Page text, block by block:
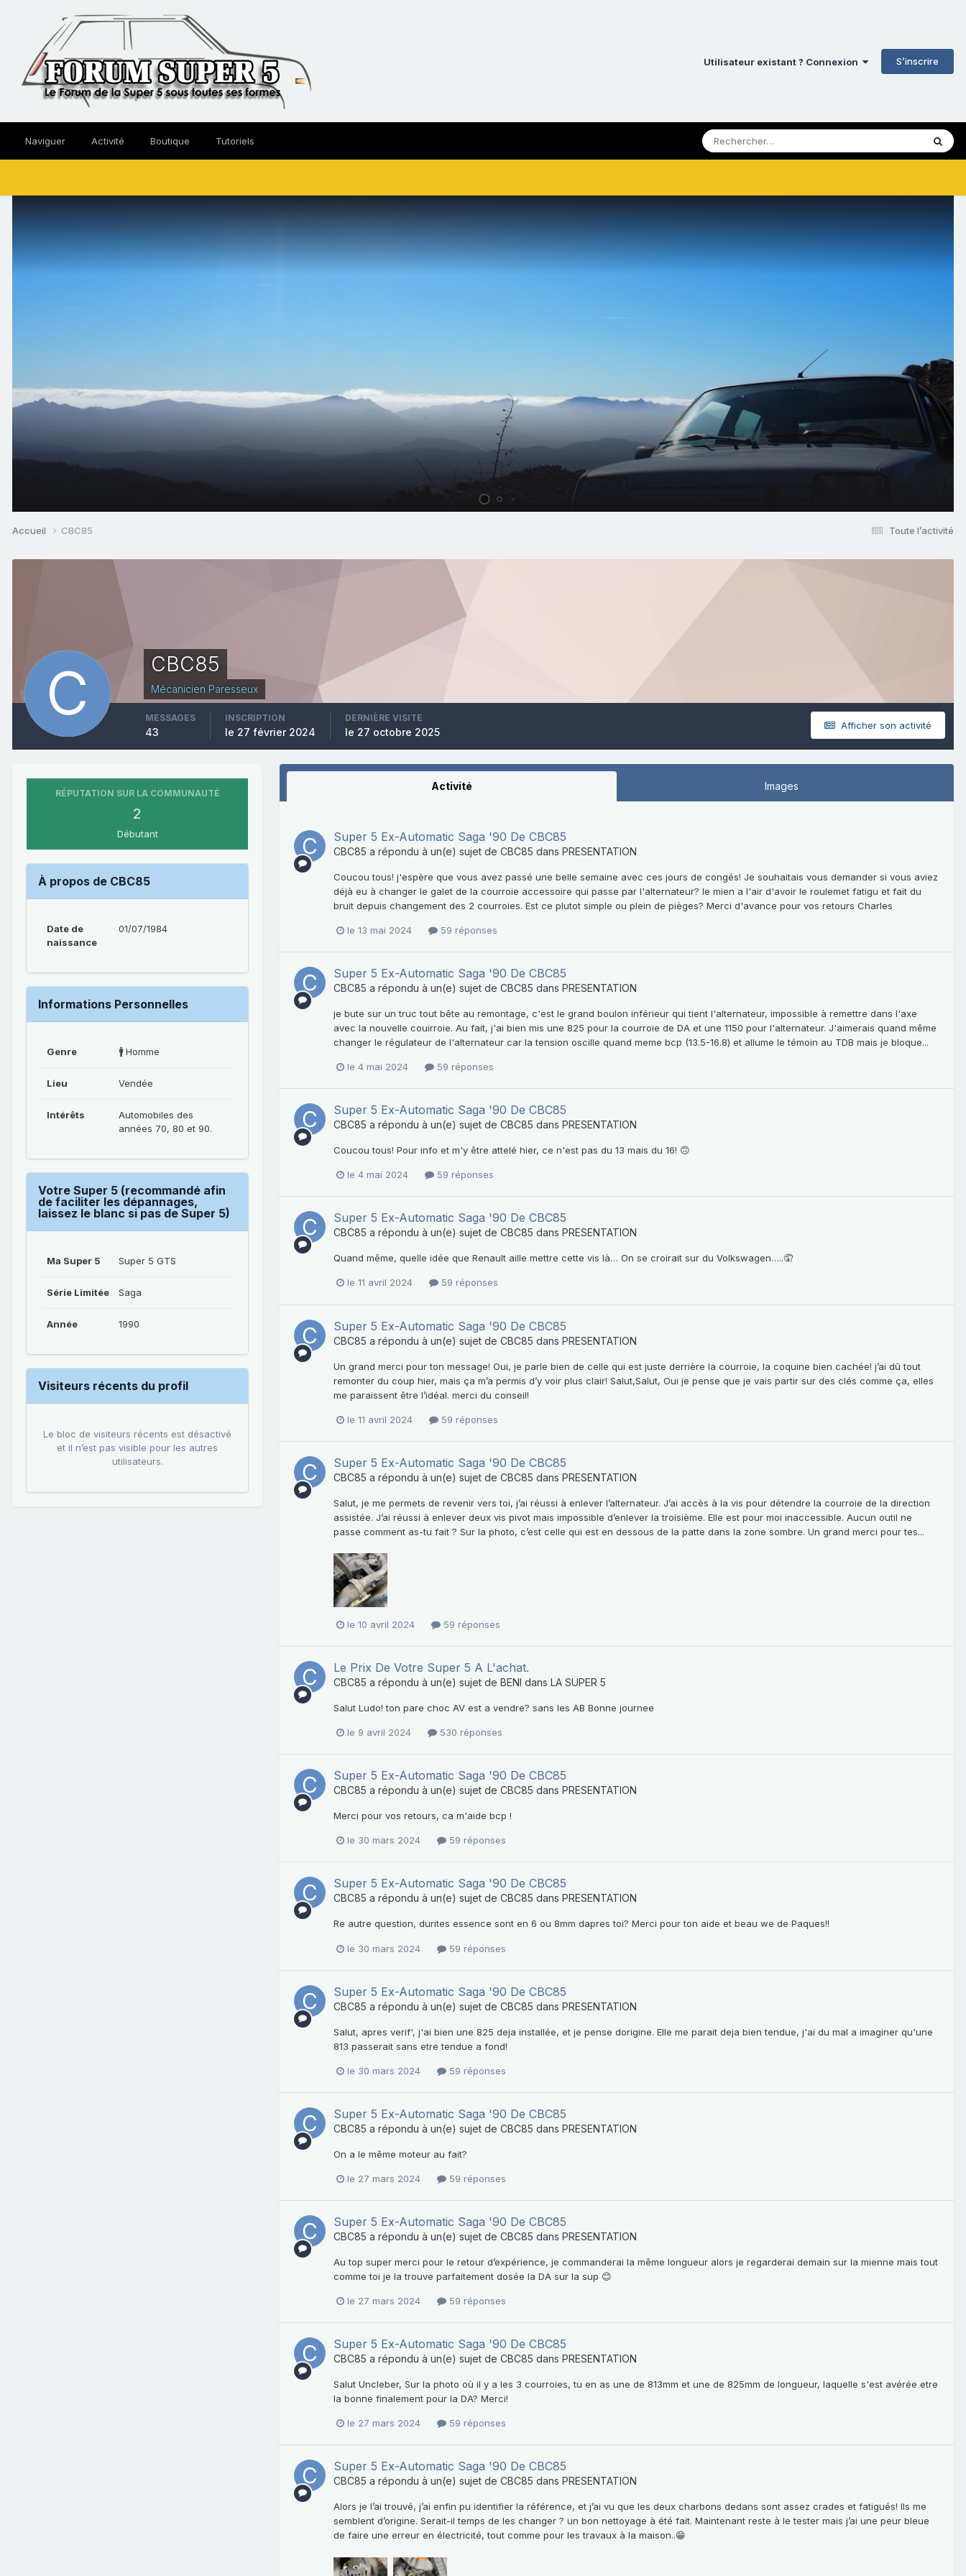
Utilisateur existant ? Connexion S’inscrire
Naviguer Activité Boutique Tutoriels
Toute l’activité
Accueil CBC85
CBC85
Mécanicien Paresseux
Afficher son activité
MESSAGES
43
INSCRIPTION
le 27 février 2024
DERNIÈRE VISITE
le 27 octobre 2025
RÉPUTATION SUR LA COMMUNAUTÉ
2
Débutant
À propos de CBC85
Date de
naissance
01/07/1984
Informations Personnelles
Genre 🚹 Homme
Lieu Vendée
Intérêts
Automobiles des
années 70, 80 et 90.
Votre Super 5 (recommandé afin
de faciliter les dépannages,
laissez le blanc si pas de Super 5)
Ma Super 5 Super 5 GTS
Série Limitée Saga
Année 1990
Visiteurs récents du profil
Le bloc de visiteurs récents est désactivé
et il n’est pas visible pour les autres
utilisateurs.
Activité Images
Super 5 Ex-Automatic Saga '90 De CBC85
CBC85 a répondu à un(e) sujet de CBC85 dans PRESENTATION
Coucou tous! j'espère que vous avez passé une belle semaine avec ces jours de congés! Je souhaitais vous demander si vous aviez
déjà eu à changer le galet de la courroie accessoire qui passe par l'alternateur? le mien a l'air d'avoir le roulemet fatigu et fait du
bruit depuis changement des 2 courroies. Est ce plutot simple ou plein de pièges? Merci d'avance pour vos retours Charles
le 13 mai 2024 59 réponses
Super 5 Ex-Automatic Saga '90 De CBC85
CBC85 a répondu à un(e) sujet de CBC85 dans PRESENTATION
je bute sur un truc tout bête au remontage, c'est le grand boulon inférieur qui tient l'alternateur, impossible à remettre dans l'axe
avec la nouvelle couirroie. Au fait, j'ai bien mis une 825 pour la courroie de DA et une 1150 pour l'alternateur. J'aimerais quand même
changer le régulateur de l'alternateur car la tension oscille quand meme bcp (13.5-16.8) et allume le témoin au TDB mais je bloque...
le 4 mai 2024 59 réponses
Super 5 Ex-Automatic Saga '90 De CBC85
CBC85 a répondu à un(e) sujet de CBC85 dans PRESENTATION
Coucou tous! Pour info et m'y être attelé hier, ce n'est pas du 13 mais du 16! 🙃
le 4 mai 2024 59 réponses
Super 5 Ex-Automatic Saga '90 De CBC85
CBC85 a répondu à un(e) sujet de CBC85 dans PRESENTATION
Quand même, quelle idée que Renault aille mettre cette vis là… On se croirait sur du Volkswagen…..🤦
le 11 avril 2024 59 réponses
Super 5 Ex-Automatic Saga '90 De CBC85
CBC85 a répondu à un(e) sujet de CBC85 dans PRESENTATION
Un grand merci pour ton message! Oui, je parle bien de celle qui est juste derrière la courroie, la coquine bien cachée! j’ai dû tout
remonter du coup hier, mais ça m’a permis d’y voir plus clair! Salut,Salut, Oui je pense que je vais partir sur des clés comme ça, elles
me paraissent être l’idéal. merci du conseil!
le 11 avril 2024 59 réponses
Super 5 Ex-Automatic Saga '90 De CBC85
CBC85 a répondu à un(e) sujet de CBC85 dans PRESENTATION
Salut, je me permets de revenir vers toi, j’ai réussi à enlever l’alternateur. J’ai accès à la vis pour détendre la courroie de la direction
assistée. J’ai réussi à enlever deux vis pivot mais impossible d’enlever la troisième. Elle est pour moi inaccessible. Aucun outil ne
passe comment as-tu fait ? Sur la photo, c’est celle qui est en dessous de la patte dans la zone sombre. Un grand merci pour tes...
le 10 avril 2024 59 réponses
Le Prix De Votre Super 5 A L'achat.
CBC85 a répondu à un(e) sujet de BENI dans LA SUPER 5
Salut Ludo! ton pare choc AV est a vendre? sans les AB Bonne journee
le 9 avril 2024 530 réponses
Super 5 Ex-Automatic Saga '90 De CBC85
CBC85 a répondu à un(e) sujet de CBC85 dans PRESENTATION
Merci pour vos retours, ca m'aide bcp !
le 30 mars 2024 59 réponses
Super 5 Ex-Automatic Saga '90 De CBC85
CBC85 a répondu à un(e) sujet de CBC85 dans PRESENTATION
Re autre question, durites essence sont en 6 ou 8mm dapres toi? Merci pour ton aide et beau we de Paques!!
le 30 mars 2024 59 réponses
Super 5 Ex-Automatic Saga '90 De CBC85
CBC85 a répondu à un(e) sujet de CBC85 dans PRESENTATION
Salut, apres verif', j'ai bien une 825 deja installée, et je pense dorigine. Elle me parait deja bien tendue, j'ai du mal a imaginer qu'une
813 passerait sans etre tendue a fond!
le 30 mars 2024 59 réponses
Super 5 Ex-Automatic Saga '90 De CBC85
CBC85 a répondu à un(e) sujet de CBC85 dans PRESENTATION
On a le même moteur au fait?
le 27 mars 2024 59 réponses
Super 5 Ex-Automatic Saga '90 De CBC85
CBC85 a répondu à un(e) sujet de CBC85 dans PRESENTATION
Au top super merci pour le retour d’expérience, je commanderai la même longueur alors je regarderai demain sur la mienne mais tout
comme toi je la trouve parfaitement dosée la DA sur la sup 😊
le 27 mars 2024 59 réponses
Super 5 Ex-Automatic Saga '90 De CBC85
CBC85 a répondu à un(e) sujet de CBC85 dans PRESENTATION
Salut Uncleber, Sur la photo où il y a les 3 courroies, tu en as une de 813mm et une de 825mm de longueur, laquelle s'est avérée etre
la bonne finalement pour la DA? Merci!
le 27 mars 2024 59 réponses
Super 5 Ex-Automatic Saga '90 De CBC85
CBC85 a répondu à un(e) sujet de CBC85 dans PRESENTATION
Alors je l’ai trouvé, j’ai enfin pu identifier la référence, et j’ai vu que les deux charbons dedans sont assez crades et fatigués! Ils me
semblent d’origine. Serait-il temps de les changer ? un bon nettoyage à été fait. Maintenant reste à le tester mais j’ai une peur bleue
de faire une erreur en électricité, tout comme pour les travaux à la maison..😁